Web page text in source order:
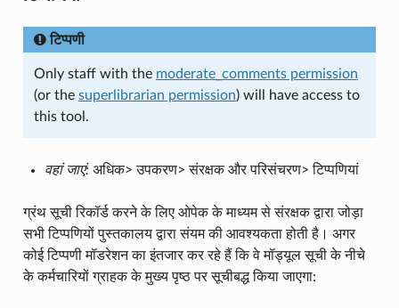
टिप्पणी
Only staff with the moderate_comments permission
(or the superlibrarian permission) will have access to
this tool.
वहां जाएं:अधिक> उपकरण> संरक्षक और परिसंचरण> टिप्पणियां
ग्रंथ सूची रिकॉर्ड करने के लिए ओपेक के माध्यम से संरक्षक द्वारा जोड़ा
सभी टिप्पणियों पुस्तकालय द्वारा संयम की आवश्यकता होती है। अगर
कोई टिप्पणी मॉडरेशन का इंतजार कर रहे हैं कि वे मॉड्यूल सूची के नीचे
के कर्मचारियों ग्राहक के मुख्य पृष्ठ पर सूचीबद्ध किया जाएगा: